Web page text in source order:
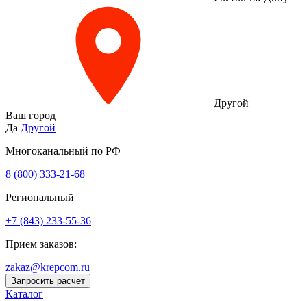
Другой
Ваш город
Да Другой
Многоканальный по РФ
8 (800) 333‑21-68
Региональный
+7 (843) 233-55-36
Прием заказов:
zakaz@krepcom.ru
Запросить расчет
Каталог